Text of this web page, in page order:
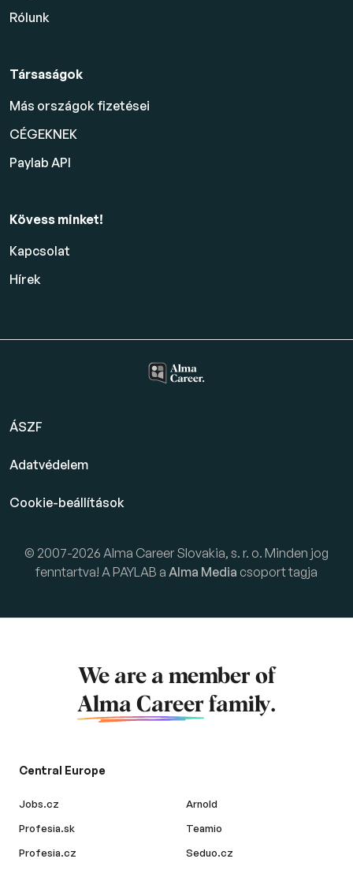
Rólunk
Társaságok
Más országok fizetései
CÉGEKNEK
Paylab API
Kövess minket!
Kapcsolat
Hírek
ÁSZF
Adatvédelem
Cookie-beállítások
© 2007-2026 Alma Career Slovakia, s. r. o. Minden jog
fenntartva! A PAYLAB a Alma Media csoport tagja
We are a member of
Alma Career family.
Central Europe
Jobs.cz
Profesia.sk
Profesia.cz
Arnold
Teamio
Seduo.cz